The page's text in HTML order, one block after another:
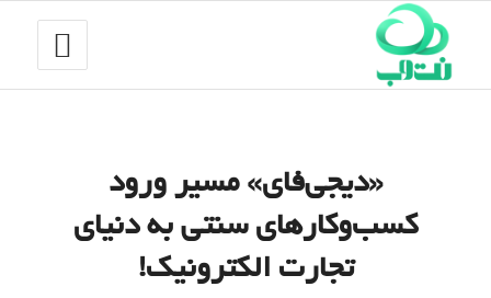
«دیجی‌فای» مسیر ورود
کسب‌وکارهای سنتی به دنیای
تجارت الکترونیک!